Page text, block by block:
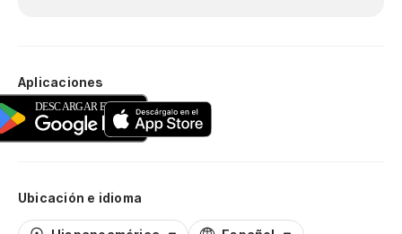
Aplicaciones
Ubicación e idioma